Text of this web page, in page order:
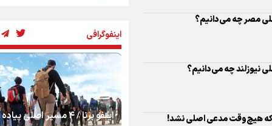
ملی مصر چه می‌دانیم؟
نیوزلند چه می‌دانیم؟
که هیچ‌وقت مدعی اصلی نشد!
رسانه ملی و حق
شنیدن صدای
روایت ایران از کنار
اینفوگرافی
اینفو برنا / ۴ مسیر اصلی